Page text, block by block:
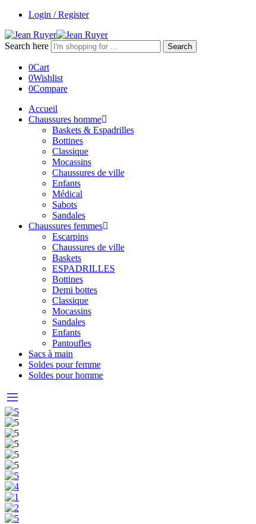
Login / Register
Search here Search
0Cart
0Wishlist
0Compare
Accueil
Chaussures homme
Baskets & Espadrilles
Bottines
Classique
Mocassins
Chaussures de ville
Enfants
Médical
Sabots
Sandales
Chaussures femmes
Escarpins
Chaussures de ville
Baskets
ESPADRILLES
Bottines
Demi bottes
Classique
Mocassins
Sandales
Enfants
Pantoufles
Sacs à main
Soldes pour femme
Soldes pour homme